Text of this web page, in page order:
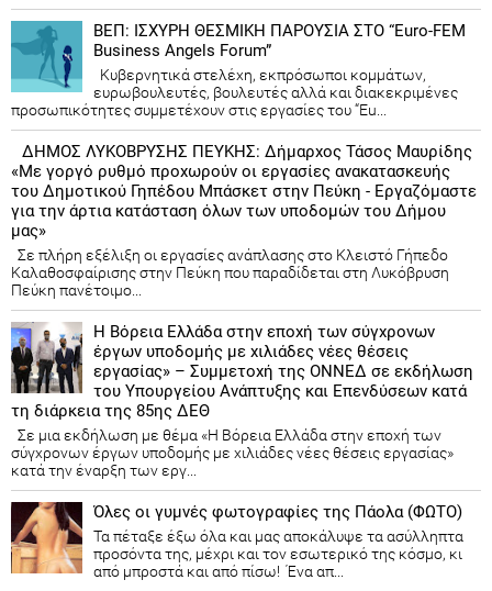
ΒΕΠ: ΙΣΧΥΡΗ ΘΕΣΜΙΚΗ ΠΑΡΟΥΣΙΑ ΣΤΟ “Euro-FEM
Business Angels Forum”
Κυβερνητικά στελέχη, εκπρόσωποι κομμάτων,
ευρωβουλευτές, βουλευτές αλλά και διακεκριμένες
προσωπικότητες συμμετέχουν στις εργασίες του “Eu...
ΔΗΜΟΣ ΛΥΚΟΒΡΥΣΗΣ ΠΕΥΚΗΣ: Δήμαρχος Τάσος Μαυρίδης
«Με γοργό ρυθμό προχωρούν οι εργασίες ανακατασκευής
του Δημοτικού Γηπέδου Μπάσκετ στην Πεύκη - Εργαζόμαστε
για την άρτια κατάσταση όλων των υποδομών του Δήμου
μας»
Σε πλήρη εξέλιξη οι εργασίες ανάπλασης στο Κλειστό Γήπεδο
Καλαθοσφαίρισης στην Πεύκη που παραδίδεται στη Λυκόβρυση
Πεύκη πανέτοιμο...
Η Βόρεια Ελλάδα στην εποχή των σύγχρονων
έργων υποδομής με χιλιάδες νέες θέσεις
εργασίας» – Συμμετοχή της ΟΝΝΕΔ σε εκδήλωση
του Υπουργείου Ανάπτυξης και Επενδύσεων κατά
τη διάρκεια της 85ης ΔΕΘ
Σε μια εκδήλωση με θέμα «Η Βόρεια Ελλάδα στην εποχή των
σύγχρονων έργων υποδομής με χιλιάδες νέες θέσεις εργασίας»
κατά την έναρξη των εργ...
Όλες οι γυμνές φωτογραφίες της Πάολα (ΦΩΤΟ)
Τα πέταξε έξω όλα και μας αποκάλυψε τα ασύλληπτα
προσόντα της, μέχρι και τον εσωτερικό της κόσμο, κι
από μπροστά και από πίσω! Ένα απ...